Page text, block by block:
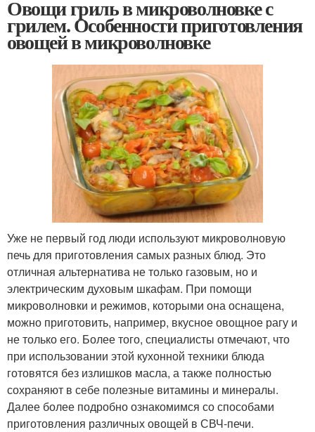
Овощи гриль в микроволновке с
грилем. Особенности приготовления
овощей в микроволновке
Уже не первый год люди используют микроволновую
печь для приготовления самых разных блюд. Это
отличная альтернатива не только газовым, но и
электрическим духовым шкафам. При помощи
микроволновки и режимов, которыми она оснащена,
можно приготовить, например, вкусное овощное рагу и
не только его. Более того, специалисты отмечают, что
при использовании этой кухонной техники блюда
готовятся без излишков масла, а также полностью
сохраняют в себе полезные витамины и минералы.
Далее более подробно ознакомимся со способами
приготовления различных овощей в СВЧ-печи.